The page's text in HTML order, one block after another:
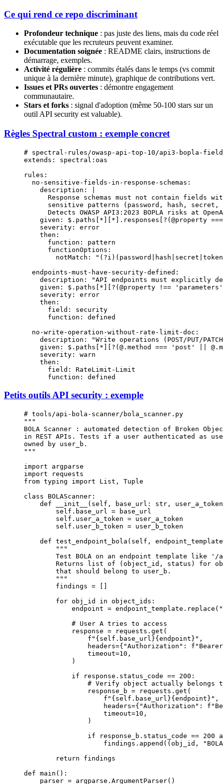
Ce qui rend ce repo discriminant
Profondeur technique : pas juste des liens, mais du code réel
exécutable que les recruteurs peuvent examiner.
Documentation soignée : README clairs, instructions de
démarrage, exemples.
Activité régulière : commits étalés dans le temps (vs commit
unique à la dernière minute), graphique de contributions vert.
Issues et PRs ouvertes : démontre engagement
communautaire.
Stars et forks : signal d'adoption (même 50-100 stars sur un
outil API security est valuable).
Règles Spectral custom : exemple concret
# spectral-rules/owasp-api-top-10/api3-bopla-
extends : spectral:oas
rules :
  no-sensitive-fields-in-response-schemas
:
    description
:
Response schemas must not contain fields
sensitive patterns (password, hash, secret,
Detects OWASP API3:2023 BOPLA risks at
    given
: $.paths[*][*].responses[?(@property
    severity
: error
    then
:
      function
: pattern
      functionOptions
:
        notMatch
:
  endpoints-must-have-security-defined
:
    description
:
"API endpoints must explicitly
    given
: $.paths[*][?(@property !==
    severity
: error
    then
:
      field
: security
      function
: defined
  no-write-operation-without-rate-limit-doc
:
    description
:
"Write operations (POST/PUT/
    given
: $.paths[*][?(@.method === 'post' ||
    severity
: warn
    then
:
      field
: RateLimit-Limit
      function
: defined
Petits outils API security : exemple
# tools/api-bola-scanner/bola_scanner.py
"""
BOLA Scanner : automated detection of Broken
in REST APIs. Tests if a user authenticated as
owned by user_b.
"""
import argparse
import requests
from typing import List, Tuple
class BOLAScanner :
    def
__init__ (self, base_url: str ,
        self
.base_url = base_url
        self
.user_a_token = user_a_token
        self
.user_b_token = user_b_token
    def
test_endpoint_bola (self,
        """
Test BOLA on an endpoint template like '/
Returns list of (object_id, status) for
        that should belong to user_b.
        """
        findings
=
        for
obj_id in object_ids:
            endpoint
= endpoint_template.replace( "
            # User A tries to access
            response
= requests.get(
                f
" {self .base_url }{ endpoint } " ,
                headers
={ "Authorization" : f
                timeout
=10 ,
            )
            if
response.status_code == 200 :
# Verify object actually belongs
                response_b
= requests.get(
                    f
" {self .base_url }{ endpoint } " ,
                    headers
={ "Authorization" : f
                    timeout
=10 ,
                )
                if
response_b.status_code == 200
                    findings.append((obj_id,
        return
findings
def main ():
    parser
= argparse.ArgumentParser()